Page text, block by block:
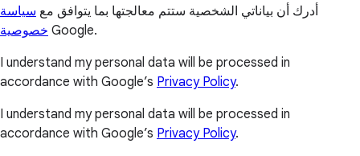
أدرك أن بياناتي الشخصية ستتم معالجتها بما يتوافق مع سياسة
خصوصية Google.
I understand my personal data will be processed in
accordance with Google’s Privacy Policy.
I understand my personal data will be processed in
accordance with Google’s Privacy Policy.